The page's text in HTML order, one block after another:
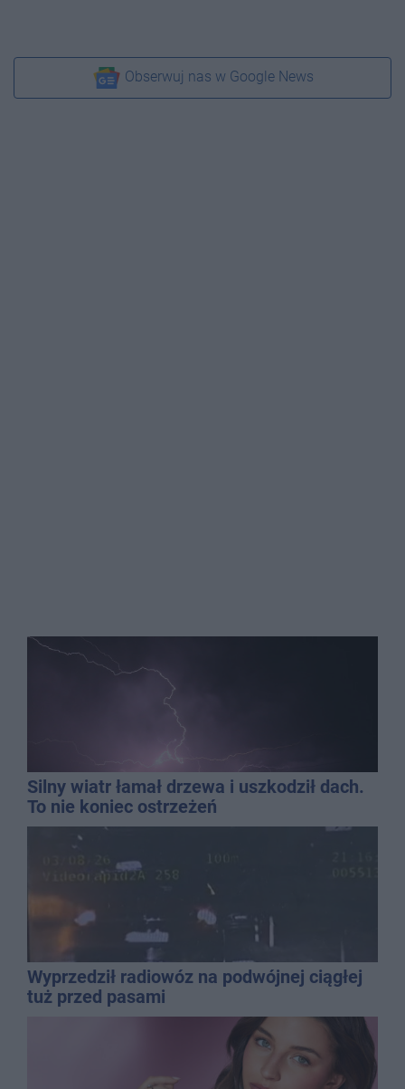
Obserwuj nas w Google News
Silny wiatr łamał drzewa i uszkodził dach.
To nie koniec ostrzeżeń
Wyprzedził radiowóz na podwójnej ciągłej
tuż przed pasami